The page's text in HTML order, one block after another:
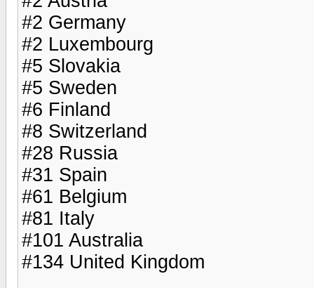
#2 Germany
#2 Luxembourg
#5 Slovakia
#5 Sweden
#6 Finland
#8 Switzerland
#28 Russia
#31 Spain
#61 Belgium
#81 Italy
#101 Australia
#134 United Kingdom